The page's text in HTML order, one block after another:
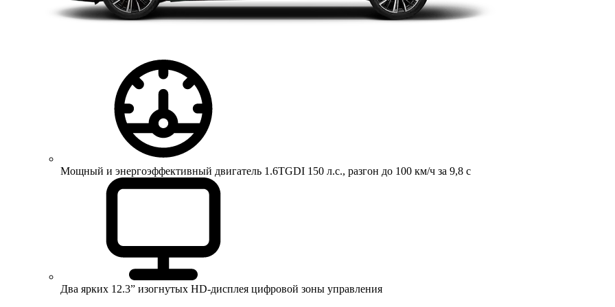
Мощный и энергоэффективный двигатель 1.6TGDI 150 л.с., разгон до 100 км/ч за 9,8 с
Два ярких 12.3” изогнутых HD-дисплея цифровой зоны управления